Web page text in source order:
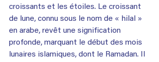
croissants et les étoiles. Le croissant
de lune, connu sous le nom de « hilal »
en arabe, revêt une signification
profonde, marquant le début des mois
lunaires islamiques, dont le Ramadan. Il